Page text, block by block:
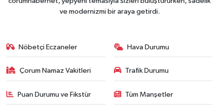
ve modernizmi bir araya getirdi.
Nöbetçi Eczaneler Hava Durumu
Çorum Namaz Vakitleri Trafik Durumu
Puan Durumu ve Fikstür Tüm Manşetler